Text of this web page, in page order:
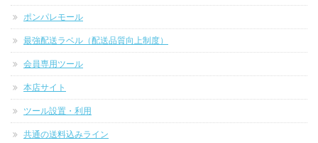
ポンパレモール
最強配送ラベル（配送品質向上制度）
会員専用ツール
本店サイト
ツール設置・利用
共通の送料込みライン